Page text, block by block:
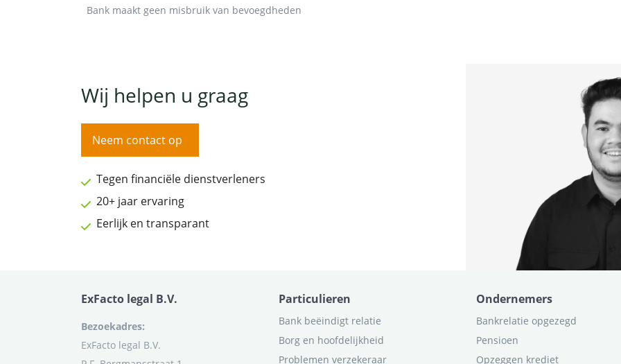
Bank maakt geen misbruik van bevoegdheden
Wij helpen u graag
Neem contact op
Tegen financiële dienstverleners
20+ jaar ervaring
Eerlijk en transparant
ExFacto legal B.V.
Bezoekadres:
ExFacto legal B.V.
Particulieren
Bank beëindigt relatie
Borg en hoofdelijkheid
Problemen verzekeraar
Ondernemers
Bankrelatie opgezegd
Pensioen
Opzeggen krediet